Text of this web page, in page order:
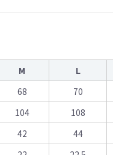
M
L
68
70
104
108
42
44